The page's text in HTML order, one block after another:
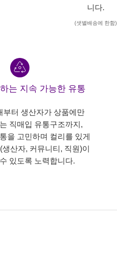
니다.
(샛별배송에 한함)
는 지속 가능한 유통
부터 생산자가 상품에만
직매입 유통구조까지,
을 고민하며 컬리를 있게
산자, 커뮤니티, 직원)이
있도록 노력합니다.